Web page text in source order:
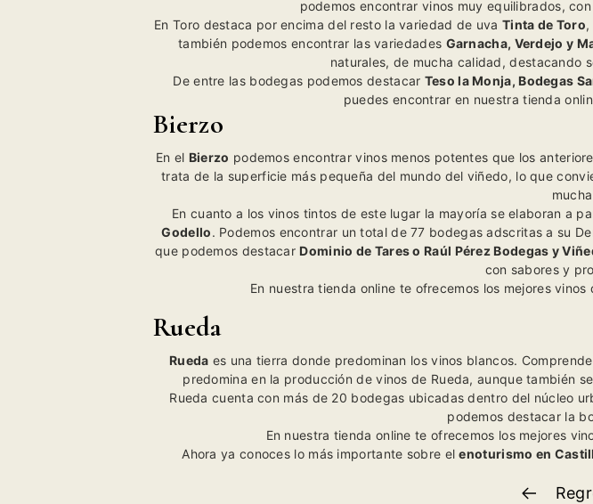
podemos encontrar vinos muy equilibrados,
En Toro destaca por encima del resto la variedad de uva Tinta de Toro,
también podemos encontrar las variedades Garnacha, Verdejo y
naturales, de mucha calidad, destacando
De entre las bodegas podemos destacar Teso la Monja, Bodegas
puedes encontrar en nuestra tienda
Bierzo
En el Bierzo podemos encontrar vinos menos potentes que los
trata de la superficie más pequeña del mundo del viñedo, lo que
En cuanto a los vinos tintos de este lugar la mayoría se elaboran a
Godello. Podemos encontrar un total de 77 bodegas adscritas a su
que podemos destacar Dominio de Tares o Raúl Pérez Bodegas y
con sabores y
En nuestra tienda online te ofrecemos los mejores vinos
Rueda
Rueda es una tierra donde predominan los vinos blancos.
predomina en la producción de vinos de Rueda, aunque también
Rueda cuenta con más de 20 bodegas ubicadas dentro del núcleo
podemos destacar la
En nuestra tienda online te ofrecemos los mejores
Ahora ya conoces lo más importante sobre elenoturismo en